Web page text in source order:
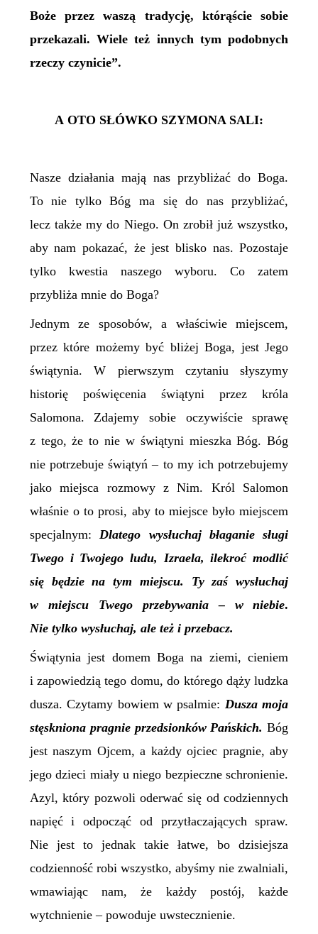
Boże przez waszą tradycję, którąście sobie
przekazali. Wiele też innych tym podobnych
rzeczy czynicie”.
A OTO SŁÓWKO SZYMONA SALI:
Nasze działania mają nas przybliżać do Boga.
To nie tylkoBóg ma się do nas przybliżać,
lecz także my do Niego. On zrobił już wszystko,
aby nam pokazać, że jest blisko nas. Pozostaje
tylko kwestia naszego wyboru. Co zatem
przybliża mnie do Boga?
Jednym ze sposobów, a właściwie miejscem,
przez które możemy być bliżej Boga, jest Jego
świątynia. W pierwszym czytaniu słyszymy
historię poświęcenia świątyni przez króla
Salomona. Zdajemy sobie oczywiście sprawę
z tego, że to nie w świątyni mieszka Bóg. Bóg
nie potrzebuje świątyń – to my ich potrzebujemy
jako miejsca rozmowy z Nim. Król Salomon
właśnie o to prosi, aby to miejsce było miejscem
specjalnym:Dlatego wysłuchaj błaganie sługi
Twego i Twojego ludu, Izraela, ilekroć modlić
się będzie na tym miejscu. Ty zaś wysłuchaj
w miejscu Twego przebywania – w
niebie.
Nie tylko wysłuchaj, ale też i przebacz.
Świątynia jest domem Boga na ziemi, cieniem
i zapowiedzią tego domu, do którego dąży ludzka
dusza. Czytamy bowiem w psalmie: Dusza moja
stęskniona pragnie przedsionków Pańskich. Bóg
jest naszym Ojcem, a każdy ojciec pragnie, aby
jego dzieci miały u niego bezpieczne schronienie.
Azyl, który pozwoli oderwać się od codziennych
napięć i odpocząć od przytłaczających spraw.
Nie jest to jednak takie łatwe, bo dzisiejsza
codzienność robi wszystko, abyśmy nie zwalniali,
wmawiającnam, że każdy postój, każde
wytchnienie – powoduje uwstecznienie.